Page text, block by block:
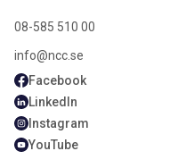
08-585 510 00
info@ncc.se
Facebook
LinkedIn
Instagram
YouTube